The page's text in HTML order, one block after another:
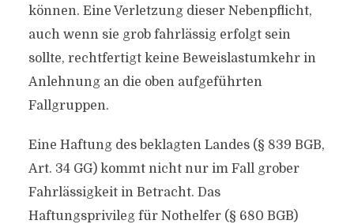
können. Eine Verletzung dieser Nebenpflicht,
auch wenn sie grob fahrlässig erfolgt sein
sollte, rechtfertigt keine Beweislastumkehr in
Anlehnung an die oben aufgeführten
Fallgruppen.
Eine Haftung des beklagten Landes (§ 839 BGB,
Art. 34 GG) kommt nicht nur im Fall grober
Fahrlässigkeit in Betracht. Das
Haftungsprivileg für Nothelfer (§ 680 BGB)